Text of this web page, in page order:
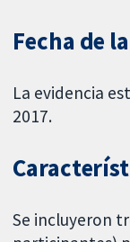
Fecha de
La evidencia
2017.
Se incluyeron